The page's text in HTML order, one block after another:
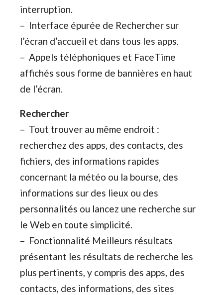
interruption.
– Interface épurée de Rechercher sur
l’écran d’accueil et dans tous les apps.
– Appels téléphoniques et FaceTime
affichés sous forme de bannières en haut
de l’écran.
Rechercher
– Tout trouver au même endroit :
recherchez des apps, des contacts, des
fichiers, des informations rapides
concernant la météo ou la bourse, des
informations sur des lieux ou des
personnalités ou lancez une recherche sur
le Web en toute simplicité.
– Fonctionnalité Meilleurs résultats
présentant les résultats de recherche les
plus pertinents, y compris des apps, des
contacts, des informations, des sites